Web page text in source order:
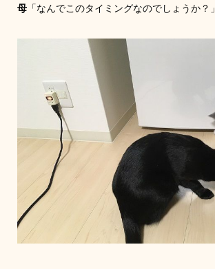
母「なんでこのタイミングなのでしょうか？」